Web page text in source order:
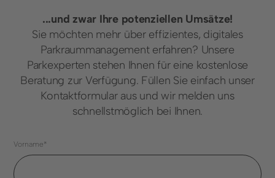
...und zwar Ihre potenziellen Umsätze!
Sie möchten mehr über effizientes, digitales
Parkraummanagement erfahren? Unsere
Parkexperten stehen Ihnen für eine kostenlose
Beratung zur Verfügung. Füllen Sie einfach unser
Kontaktformular aus und wir melden uns
schnellstmöglich bei Ihnen.
Vorname*